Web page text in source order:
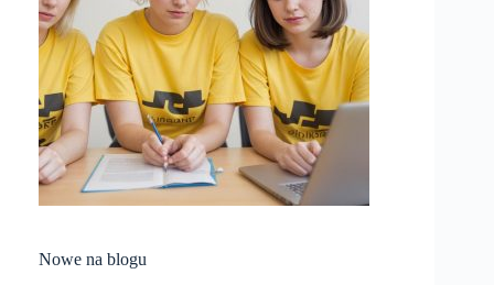
Nowe na blogu